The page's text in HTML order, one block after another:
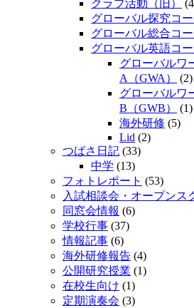
クラブ活動（旧）
グローバル探究コ
グローバル総合コ
グローバル英語コ
グローバルワ
A（GWA）
(2)
グローバルワ
B（GWB）
(1)
海外研修 (5)
Lid (2)
つばさ日記 (33)
中学 (13)
フォトレポート (53)
入試相談会・オープンス
同窓会情報 (6)
学校行事 (37)
情報記事 (6)
海外研修報告 (4)
公開研究授業 (1)
在校生向け (1)
定期演奏会 (3)